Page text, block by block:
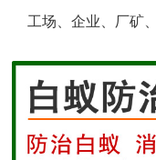
滨海白蚁防治
阜宁白蚁防治
射阳白蚁防治
建湖白蚁防治
工场、企业、厂矿